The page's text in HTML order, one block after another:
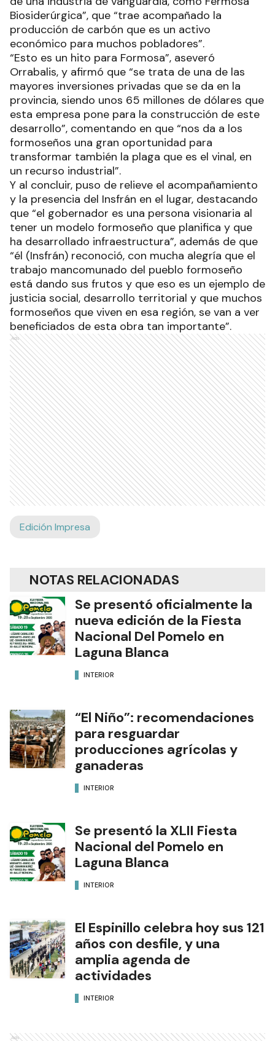
Biosiderúrgica”, que “trae acompañado la
producción de carbón que es un activo
económico para muchos pobladores”.
“Esto es un hito para Formosa”, aseveró
Orrabalis, y afirmó que “se trata de una de las
mayores inversiones privadas que se da en la
provincia, siendo unos 65 millones de dólares que
esta empresa pone para la construcción de este
desarrollo”, comentando en que “nos da a los
formoseños una gran oportunidad para
transformar también la plaga que es el vinal, en
un recurso industrial”.
Y al concluir, puso de relieve el acompañamiento
y la presencia del Insfrán en el lugar, destacando
que “el gobernador es una persona visionaria al
tener un modelo formoseño que planifica y que
ha desarrollado infraestructura”, además de que
“él (Insfrán) reconoció, con mucha alegría que el
trabajo mancomunado del pueblo formoseño
está dando sus frutos y que eso es un ejemplo de
justicia social, desarrollo territorial y que muchos
formoseños que viven en esa región, se van a ver
beneficiados de esta obra tan importante”.
Ads
Edición Impresa
NOTAS RELACIONADAS
Se presentó oficialmente la
nueva edición de la Fiesta
Nacional Del Pomelo en
Laguna Blanca
INTERIOR
“El Niño”: recomendaciones
para resguardar
producciones agrícolas y
ganaderas
INTERIOR
Se presentó la XLII Fiesta
Nacional del Pomelo en
Laguna Blanca
INTERIOR
El Espinillo celebra hoy sus 121
años con desfile, y una
amplia agenda de
actividades
INTERIOR
Ads